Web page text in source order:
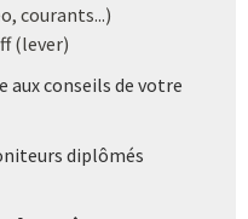
courants...)
(lever)
aux conseils de votre
diplômés